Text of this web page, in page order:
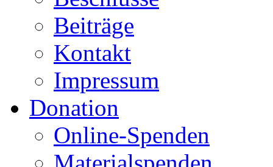
Beiträge
Kontakt
Impressum
Donation
Online-Spenden